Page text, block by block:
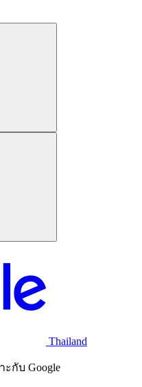
Thailand
กับ Google